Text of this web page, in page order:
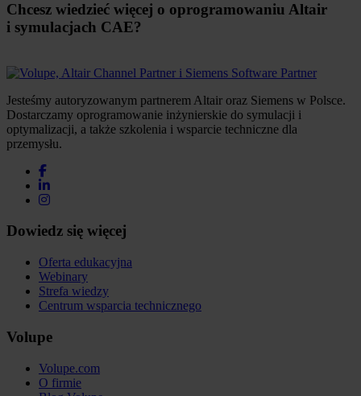
Chcesz wiedzieć więcej o oprogramowaniu Altair
i symulacjach CAE?
Jesteśmy autoryzowanym partnerem Altair oraz Siemens w Polsce.
Dostarczamy oprogramowanie inżynierskie do symulacji i
optymalizacji, a także szkolenia i wsparcie techniczne dla
przemysłu.
Dowiedz się więcej
Oferta edukacyjna
Webinary
Strefa wiedzy
Centrum wsparcia technicznego
Volupe
Volupe.com
O firmie